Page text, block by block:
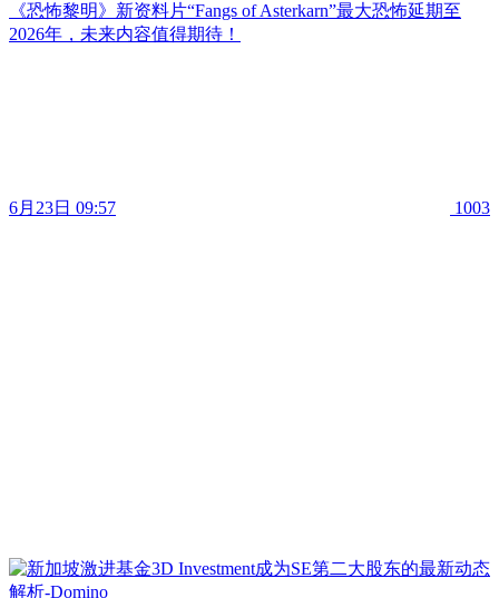
《恐怖黎明》新资料片“Fangs of Asterkarn”最大恐怖延期至
2026年，未来内容值得期待！
6月23日 09:57 1003